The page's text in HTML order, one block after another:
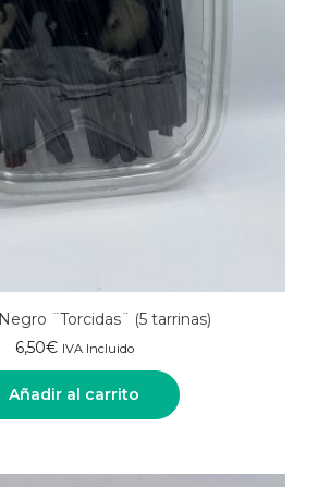
¨Torcidas¨ (5 tarrinas)
6,50€ IVA Incluido
Añadir al carrito